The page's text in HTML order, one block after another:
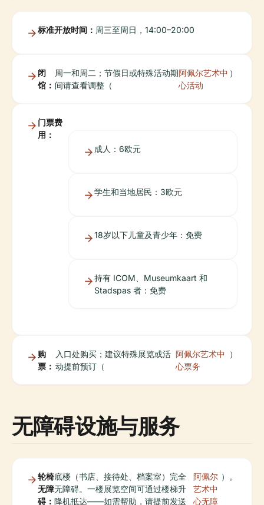
标准开放时间： 周三至周日，14:00–20:00
闭
馆：
周一和周二；节假日或特殊活动期
间请查看调整（
阿佩尔艺术中
心活动
）
门票费
用：
成人：6欧元
学生和当地居民：3欧元
18岁以下儿童及青少年：免费
持有 ICOM、Museumkaart 和
Stadspas 者：免费
购
票：
入口处购买；建议特殊展览或活
动提前预订（
阿佩尔艺术中
心票务
）
无障碍设施与服务
轮椅
无障
碍：
底楼（书店、接待处、档案室）完全
无障碍。一楼展览空间可通过楼梯升
降机抵达——如需帮助，请提前发送
阿佩尔
艺术中
心无障
）。